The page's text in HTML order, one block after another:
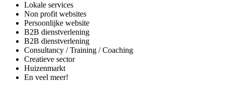
Lokale services
Non profit websites
Persoonlijke website
B2B dienstverlening
B2B dienstverlening
Consultancy / Training / Coaching
Creatieve sector
Huizenmarkt
En veel meer!